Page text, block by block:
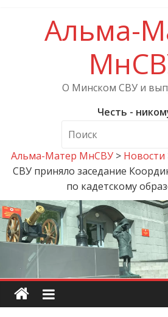
Альма-
О Минском СВУ и
Честь -
Альма-Матер МнСВУ> Новости
СВУ приняло заседание
по кадетскому